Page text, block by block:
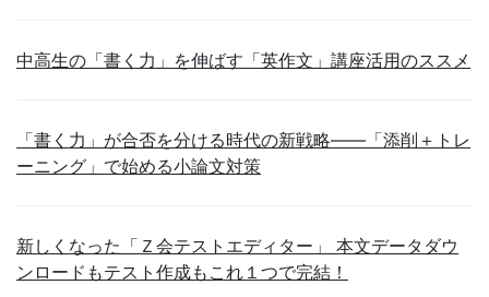
中高生の「書く力」を伸ばす「英作文」講座活用のススメ
「書く力」が合否を分ける時代の新戦略――「添削＋トレ
ーニング」で始める小論文対策
新しくなった「Ｚ会テストエディター」 本文データダウ
ンロードもテスト作成もこれ１つで完結！